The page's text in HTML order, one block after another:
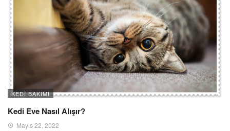
KEDI BAKIMI
Kedi Eve Nasıl Alışır?
Mayıs 22, 2022